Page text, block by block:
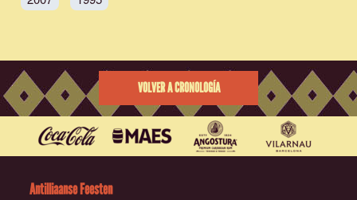
VOLVER A CRONOLOGÍA
Antilliaanse Feesten